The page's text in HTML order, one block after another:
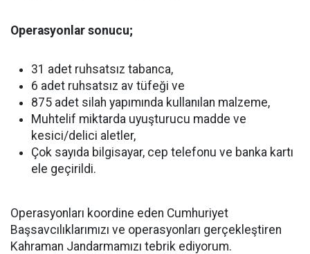
Operasyonlar sonucu;
31 adet ruhsatsız tabanca,
6 adet ruhsatsız av tüfeği ve
875 adet silah yapımında kullanılan malzeme,
Muhtelif miktarda uyuşturucu madde ve
kesici/delici aletler,
Çok sayıda bilgisayar, cep telefonu ve banka kartı
ele geçirildi.
Operasyonları koordine eden Cumhuriyet
Başsavcılıklarımızı ve operasyonları gerçekleştiren
Kahraman Jandarmamızı tebrik ediyorum.